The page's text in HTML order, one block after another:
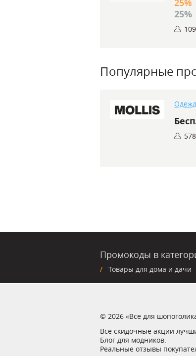
25%
25%
Популярные
Промокоды в
Товары для дома и дачи
© 2026 «Все для
Все скидочные акции
Блог для модников.
Реальные отзывы